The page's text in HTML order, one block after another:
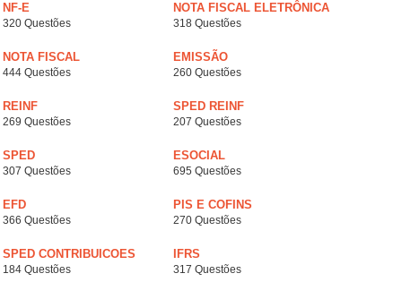
NF-E
320 Questões
NOTA FISCAL ELETRÔNICA
318 Questões
NOTA FISCAL
444 Questões
EMISSÃO
260 Questões
REINF
269 Questões
SPED REINF
207 Questões
SPED
307 Questões
ESOCIAL
695 Questões
EFD
366 Questões
PIS E COFINS
270 Questões
SPED CONTRIBUICOES
184 Questões
IFRS
317 Questões